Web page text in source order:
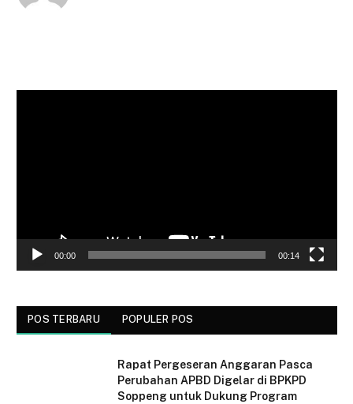
00:00 00:14
POS TERBARU POPULER POS
Rapat Pergeseran Anggaran Pasca
Perubahan APBD Digelar di BPKPD
Soppeng untuk Dukung Program